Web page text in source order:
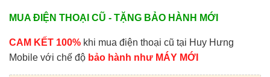
MUA ĐIỆN THOẠI CŨ - TẶNG BẢO HÀNH MỚI
CAM KẾT 100% khi mua điện thoại cũ tại Huy Hưng
Mobile với chế độ bảo hành như MÁY MỚI